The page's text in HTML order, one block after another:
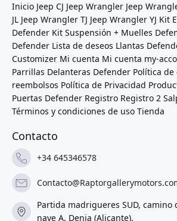
Inicio Jeep CJ Jeep Wrangler Jeep
JL Jeep Wrangler TJ Jeep Wrangler YJ Kit
Defender Kit Suspensión + Muelles
Defender Lista de deseos Llantas
Customizer Mi cuenta Mi cuenta my-
Parrillas Delanteras Defender Política
reembolsos Política de Privacidad
Puertas Defender Registro Registro 2
Términos y condiciones de uso Tienda
Contacto
+34 645346578
Partida madrigueres SUD, camino
nave A, Denia (Alicante).